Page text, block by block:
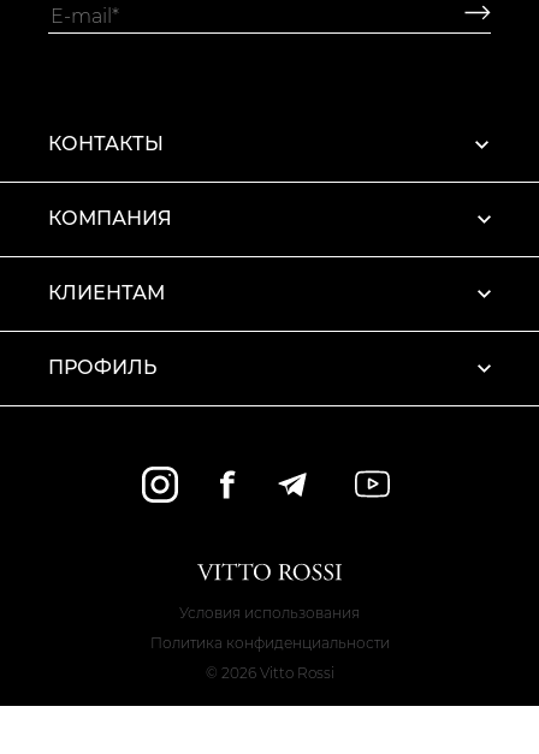
КОНТАКТЫ
КОМПАНИЯ
КЛИЕНТАМ
ПРОФИЛЬ
Условия использования
Политика конфиденциальности
© 2026 Vitto Rossi